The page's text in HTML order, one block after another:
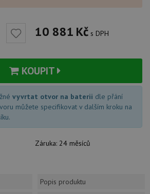
10 881 Kč s DPH
KOUPIT
vyvrtat otvor na baterii dle přání
můžete specifikovat v dalším kroku na
Záruka: 24 měsíců
Popis produktu